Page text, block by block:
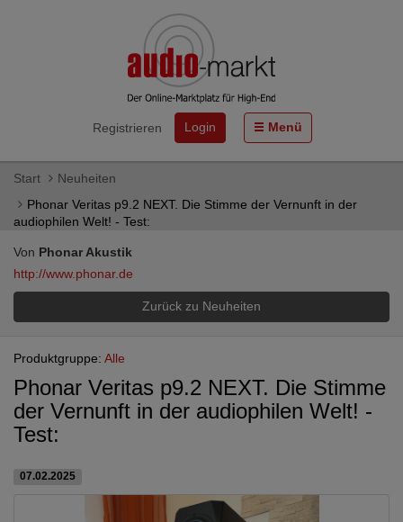
Registrieren Login Menü
Start
Neuheiten
Phonar Veritas p9.2 NEXT. Die Stimme der Vernunft in der
audiophilen Welt! - Test:
Von Phonar Akustik
http://www.phonar.de
Zurück zu Neuheiten
Produktgruppe: Alle
Phonar Veritas p9.2 NEXT. Die Stimme
der Vernunft in der audiophilen Welt! -
Test:
07.02.2025